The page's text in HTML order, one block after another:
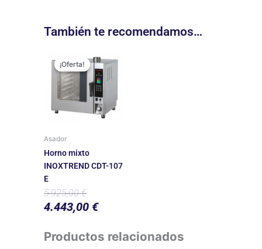
También te recomendamos…
¡Oferta!
¡Oferta!
Asador
Horno mixto
INOXTREND CDT-107
E
5.925,00€
precio
original
era:
5.925,00 €.
4.443,00 €
precio
actual
es:
4.443,00 €.
Productos relacionados